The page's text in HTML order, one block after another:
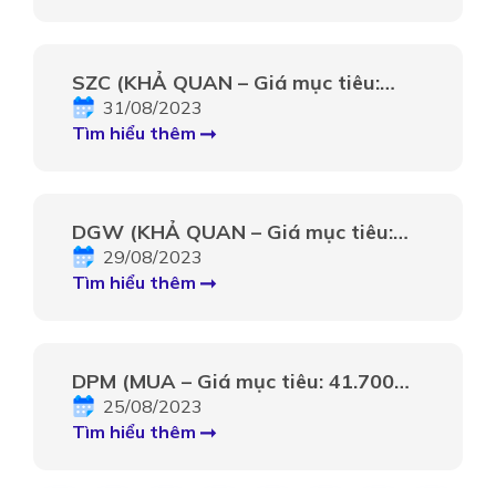
SZC (KHẢ QUAN – Giá mục tiêu:
41.300 VNĐ): Tiềm năng tới từ quỹ
đất lớn với giá cho thuê tiếp tục
31/08/2023
Tìm hiểu thêm
DGW (KHẢ QUAN – Giá mục tiêu:
64.300 VNĐ): Nhu cầu hồi phục dần
về cuối năm
29/08/2023
Tìm hiểu thêm
DPM (MUA – Giá mục tiêu: 41.700
VNĐ): Triển vọng tích cực hơn vào
nửa cuối năm
25/08/2023
Tìm hiểu thêm